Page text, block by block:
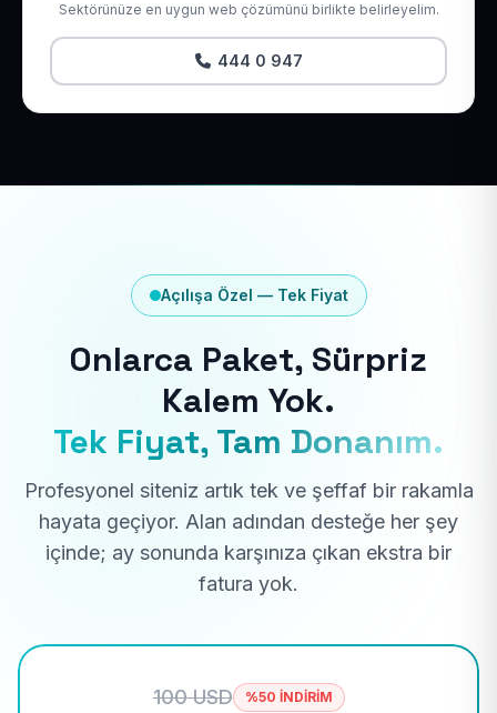
Sektörünüze en uygun web çözümünü birlikte belirleyelim.
444 0 947
Açılışa Özel — Tek Fiyat
Onlarca Paket, Sürpriz
Kalem Yok.
Tek Fiyat, Tam Donanım.
Profesyonel siteniz artık tek ve şeffaf bir rakamla
hayata geçiyor. Alan adından desteğe her şey
içinde; ay sonunda karşınıza çıkan ekstra bir
fatura yok.
100 USD %50 İNDİRİM